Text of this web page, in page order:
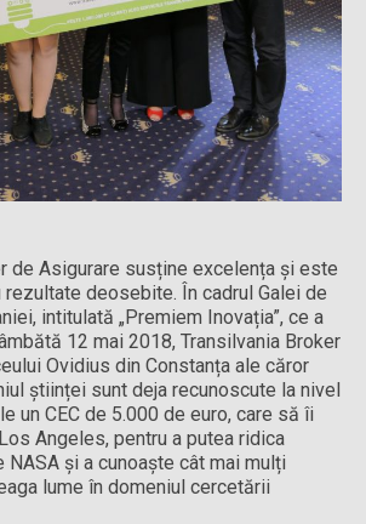
de Asigurare susține excelența și este
deosebite. În cadrul Galei de
intitulată „Premiem Inovația”, ce a
12 mai 2018, Transilvania Broker
Ovidius din Constanța ale căror
științei sunt deja recunoscute la nivel
un CEC de 5.000 de euro, care să îi
Angeles, pentru a putea ridica
și a cunoaște cât mai mulți
lume în domeniul cercetării